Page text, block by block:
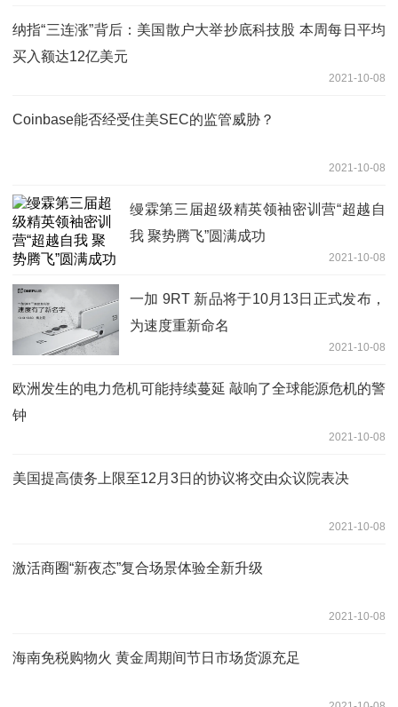
纳指“三连涨”背后：美国散户大举抄底科技股 本周每日平均
买入额达12亿美元
2021-10-08
Coinbase能否经受住美SEC的监管威胁？
2021-10-08
缦霖第三届超级精英领袖密训营“超越自
我 聚势腾飞”圆满成功
2021-10-08
一加 9RT 新品将于10月13日正式发布，
为速度重新命名
2021-10-08
欧洲发生的电力危机可能持续蔓延 敲响了全球能源危机的警
钟
2021-10-08
美国提高债务上限至12月3日的协议将交由众议院表决
2021-10-08
激活商圈“新夜态”复合场景体验全新升级
2021-10-08
海南免税购物火 黄金周期间节日市场货源充足